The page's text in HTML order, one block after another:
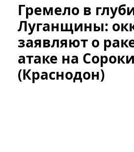
Гремело в
Луганщины:
заявляют о
атаке на
(Краснодон)